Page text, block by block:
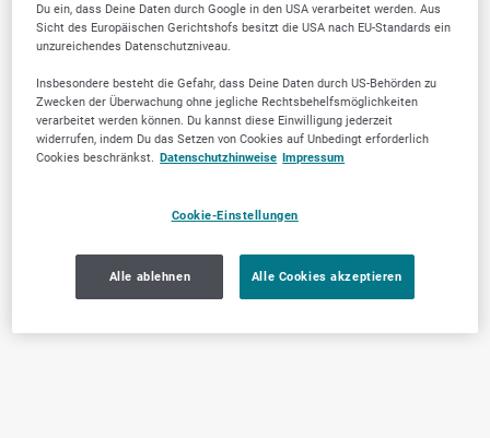
Du ein, dass Deine Daten durch Google in den USA verarbeitet werden. Aus
Sicht des Europäischen Gerichtshofs besitzt die USA nach EU-Standards ein
unzureichendes Datenschutzniveau.
Insbesondere besteht die Gefahr, dass Deine Daten durch US-Behörden zu
Zwecken der Überwachung ohne jegliche Rechtsbehelfsmöglichkeiten
verarbeitet werden können. Du kannst diese Einwilligung jederzeit
widerrufen, indem Du das Setzen von Cookies auf Unbedingt erforderlich
Cookies beschränkst. Datenschutzhinweise Impressum
Cookie-Einstellungen
Alle ablehnen Alle Cookies akzeptieren